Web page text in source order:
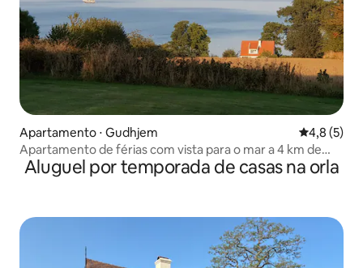
Apartamento ⋅ Gudhjem 4,8 de
4,8 (5)
Apartamento de férias com vista para o mar a 4 km de
Gudhjem
Aluguel por temporada de casas na orla